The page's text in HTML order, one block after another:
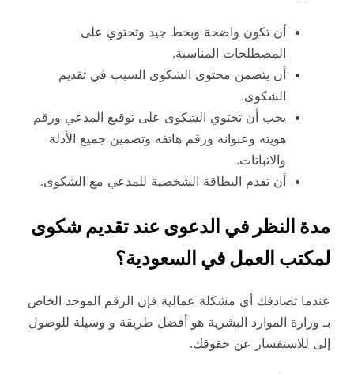
أن تكون واضحة وبخط جيد وتحتوي على
المصطلحات المناسبة.
أن يتضمن محتوى الشكوى السبب في تقديم
الشكوى.
يجب أن تحتوي الشكوى على توقيع المدعي ورقم
هويته وعنوانه ورقم هاتفه وتضمين جميع الأدلة
والاثباتات.
أن تقدم البطاقة الشخصية للمدعي مع الشكوى.
مدة النظر في الدعوى عند تقديم شكوى
لمكتب العمل في السعودية؟
عندما تصادفك أي مشكلة عمالية فإن الرقم الموحد الخاص
بـ وزارة الموارد البشرية هو أفضل طريقة و وسيلة للوصول
إلى للاستفسار عن حقوقك.